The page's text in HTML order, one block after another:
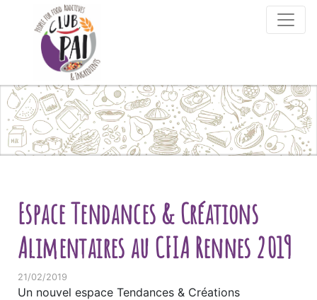
Skip to content
Espace Tendances & Créations
Alimentaires au CFIA Rennes 2019
21/02/2019
Un nouvel espace Tendances & Créations